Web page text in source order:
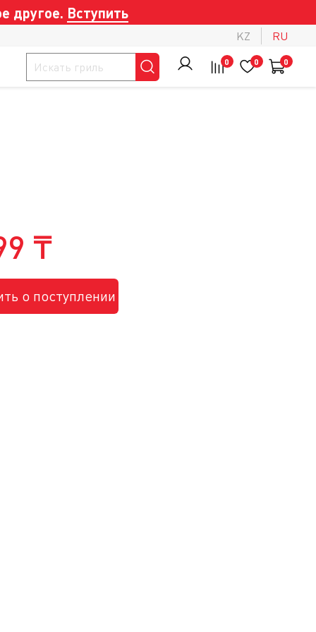
другое. Вступить
KZ RU
0 0 0
₸
о поступлении